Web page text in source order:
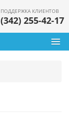
ПОДДЕРЖКА КЛИЕНТОВ
(342) 255-42-17